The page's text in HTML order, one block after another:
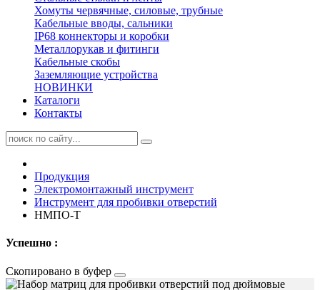
Хомуты червячные, силовые, трубные
Кабельные вводы, сальники
IP68 коннекторы и коробки
Металлорукав и фитинги
Кабельные скобы
Заземляющие устройства
НОВИНКИ
Каталоги
Контакты
Продукция
Электромонтажный инструмент
Инструмент для пробивки отверстий
НМПО-Т
Успешно :
Скопировано в буфер